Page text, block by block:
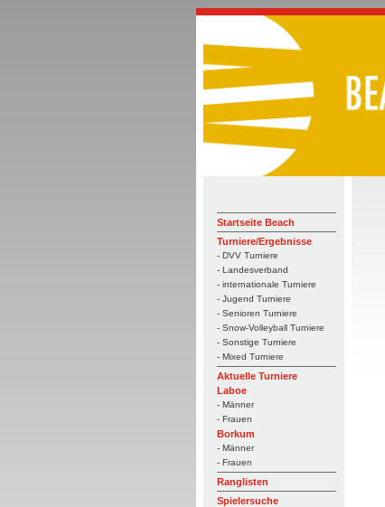
Startseite Beach
Turniere/Ergebnisse
- DVV Turniere
- Landesverband
- internationale Turniere
- Jugend Turniere
- Senioren Turniere
- Snow-Volleyball Turniere
- Sonstige Turniere
- Mixed Turniere
Aktuelle Turniere
Laboe
- Männer
- Frauen
Borkum
- Männer
- Frauen
Ranglisten
Spielersuche